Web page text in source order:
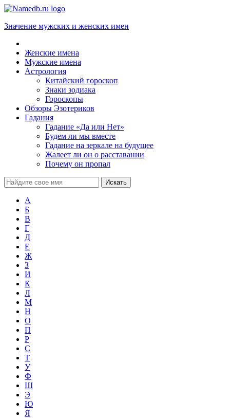
Значение мужских и женских имен
Женские имена
Мужские имена
Астрология
Китайский гороскоп
Знаки зодиака
Гороскопы
Обзоры Эзотериков
Гадания
Гадание «Да или Нет»
Будем ли мы вместе
Гадание на зеркале на будущее
Жалеет ли он о расставании
Почему он пропал
А
Б
В
Г
Д
Е
Ж
З
И
К
Л
М
Н
О
П
Р
С
Т
У
Ф
Ш
Э
Ю
Я